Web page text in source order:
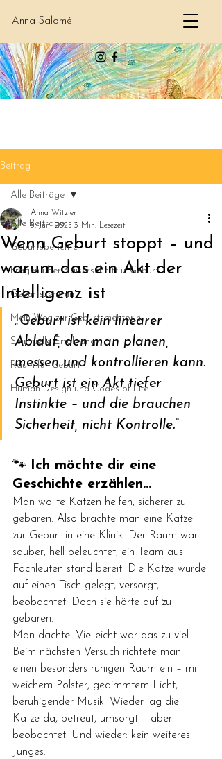
Anna Salomé
Beitrag
Alle Beiträge
Geburtsberichte
Fragen über Kaiserschnitt u. Geburt
Geburtszentrum
Mein Weg zur Geburtsmentorin
Spirituelle Erfahrung
Raum für Geburt
Human Design und Codes of Life
Alle Beiträge
Wenn Geburt stoppt – und
warum das ein Akt der
Intelligenz ist
Anna Witzler
5. Juni 2025 3 Min. Lesezeit
„Geburt ist kein linearer
Ablauf, den man planen,
messen und kontrollieren kann.
Geburt ist ein Akt tiefer
Instinkte – und die brauchen
Sicherheit, nicht Kontrolle.“
🐾 Ich möchte dir eine
Geschichte erzählen…
Man wollte Katzen helfen, sicherer zu
gebären. Also brachte man eine Katze
zur Geburt in eine Klinik. Der Raum war
sauber, hell beleuchtet, ein Team aus
Fachleuten stand bereit. Die Katze wurde
auf einen Tisch gelegt, versorgt,
beobachtet. Doch sie hörte auf zu
gebären.
Man dachte: Vielleicht war das zu viel.
Beim nächsten Versuch richtete man
einen besonders ruhigen Raum ein – mit
weichem Polster, gedimmtem Licht,
beruhigender Musik. Wieder lag die
Katze da, betreut, umsorgt – aber
beobachtet. Und wieder: kein weiteres
Junges.